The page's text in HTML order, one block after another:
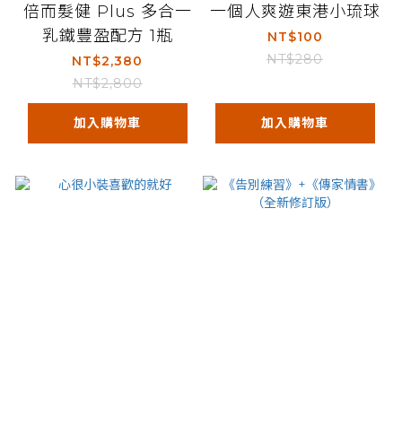
倍而髮健 Plus 多合一
乳鐵豐盈配方 1瓶
NT$2,380
NT$2,800
加入購物車
一個人爽遊東港小琉球
NT$100
NT$280
加入購物車